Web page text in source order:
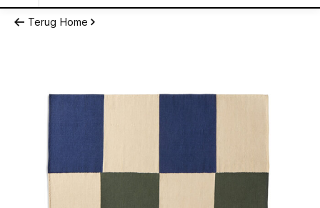
Terug Home